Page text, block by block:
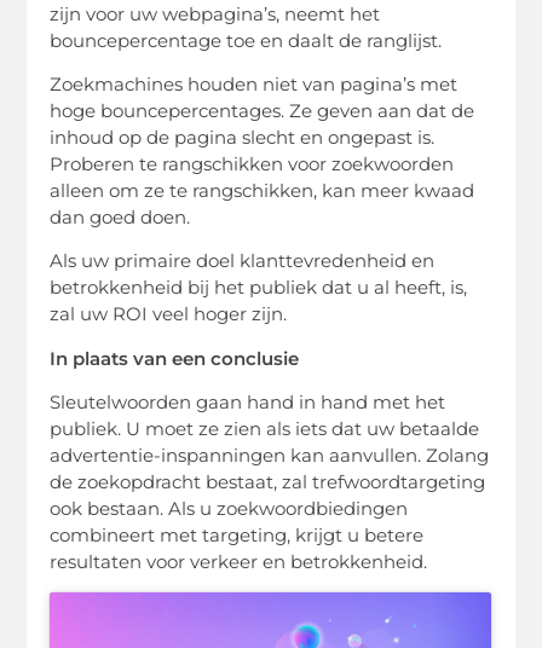
zijn voor uw webpagina’s, neemt het
bouncepercentage toe en daalt de ranglijst.
Zoekmachines houden niet van pagina’s met
hoge bouncepercentages. Ze geven aan dat de
inhoud op de pagina slecht en ongepast is.
Proberen te rangschikken voor zoekwoorden
alleen om ze te rangschikken, kan meer kwaad
dan goed doen.
Als uw primaire doel klanttevredenheid en
betrokkenheid bij het publiek dat u al heeft, is,
zal uw ROI veel hoger zijn.
In plaats van een conclusie
Sleutelwoorden gaan hand in hand met het
publiek. U moet ze zien als iets dat uw betaalde
advertentie-inspanningen kan aanvullen. Zolang
de zoekopdracht bestaat, zal trefwoordtargeting
ook bestaan. Als u zoekwoordbiedingen
combineert met targeting, krijgt u betere
resultaten voor verkeer en betrokkenheid.